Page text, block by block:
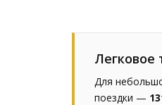
Легковое
Для
поездки —